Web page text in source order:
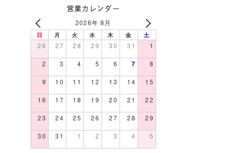
営業カレンダー
2026年 8月
日 月 火 水 木 金 土
26 27 28 29 30 31 1
2 3 4 5 6 7 8
9 10 11 12 13 14 15
16 17 18 19 20 21 22
23 24 25 26 27 28 29
30 31 1 2 3 4 5